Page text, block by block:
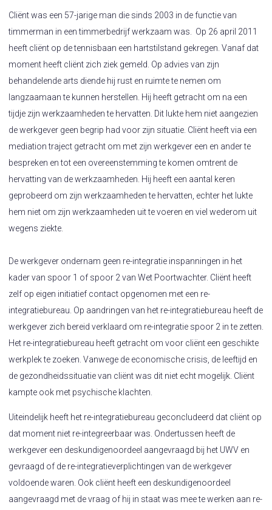
Cliënt was een 57-jarige man die sinds 2003 in de functie van
timmerman in een timmerbedrijf werkzaam was. Op 26 april 2011
heeft cliënt op de tennisbaan een hartstilstand gekregen. Vanaf dat
moment heeft cliënt zich ziek gemeld. Op advies van zijn
behandelende arts diende hij rust en ruimte te nemen om
langzaamaan te kunnen herstellen. Hij heeft getracht om na een
tijdje zijn werkzaamheden te hervatten. Dit lukte hem niet aangezien
de werkgever geen begrip had voor zijn situatie. Cliënt heeft via een
mediation traject getracht om met zijn werkgever een en ander te
bespreken en tot een overeenstemming te komen omtrent de
hervatting van de werkzaamheden. Hij heeft een aantal keren
geprobeerd om zijn werkzaamheden te hervatten, echter het lukte
hem niet om zijn werkzaamheden uit te voeren en viel wederom uit
wegens ziekte.
De werkgever ondernam geen re-integratie inspanningen in het
kader van spoor 1 of spoor 2 van Wet Poortwachter. Cliënt heeft
zelf op eigen initiatief contact opgenomen met een re-
integratiebureau. Op aandringen van het re-integratiebureau heeft de
werkgever zich bereid verklaard om re-integratie spoor 2 in te zetten.
Het re-integratiebureau heeft getracht om voor cliënt een geschikte
werkplek te zoeken. Vanwege de economische crisis, de leeftijd en
de gezondheidssituatie van cliënt was dit niet echt mogelijk. Cliënt
kampte ook met psychische klachten.
Uiteindelijk heeft het re-integratiebureau geconcludeerd dat cliënt op
dat moment niet re-integreerbaar was. Ondertussen heeft de
werkgever een deskundigenoordeel aangevraagd bij het UWV en
gevraagd of de re-integratieverplichtingen van de werkgever
voldoende waren. Ook cliënt heeft een deskundigenoordeel
aangevraagd met de vraag of hij in staat was mee te werken aan re-